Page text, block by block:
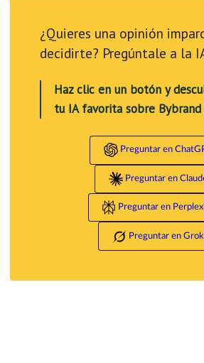
¿Quieres una opinión
decidirte? Pregúntale a la
Haz clic en un botón y
tu IA favorita sobre Bybrand
Preguntar en
Preguntar en
Preguntar en
Preguntar en Grok